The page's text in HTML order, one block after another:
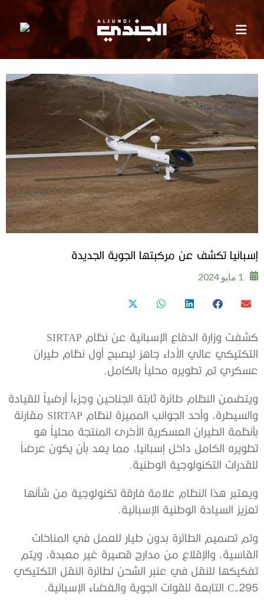
إسبانيا تكشف عن مركبتها الجوية الجديدة
1 مايو 2024
كشفت وزارة الدفاع الإسبانية عن نظام SIRTAP
التكتيكي عالي الأداء جاهز ليصبح أول نظام طيران
عسكري تم تطويره محلياً بالكامل.
ويتضمن النظام طائرة ثابتة الجناحين وجزءاً أرضياً للقيادة
والسيطرة، وأحد الجوانب المميزة لنظام SIRTAP مقارنة
بأنظمة الطيران العسكرية الأخرى المنتجة محلياً هو
تطويره الكامل داخل إسبانيا، مما يعد بأن يكون عرضاً
للقدرات التكنولوجية الوطنية.
ويعتبر هذا النظام علامة فارقة تكنولوجية من شأنها
تعزيز السيادة الوطنية الإسبانية.
وتم تصميم الطائرة بدون طيار للعمل في المناخات
القاسية، والإقلاع من مدارج قصيرة غير معبدة، ويتم
تفكيكها للنقل في عنبر الشحن لطائرة النقل التكتيكي
C-295 التابعة للقوات الجوية والفضاء الإسبانية.